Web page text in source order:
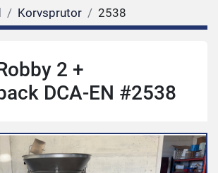
Korvsprutor 2538
2 +
DCA-EN #2538